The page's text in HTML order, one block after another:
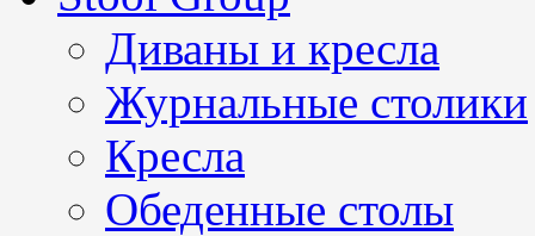
Диваны и кресла
Журнальные столики
Кресла
Обеденные столы